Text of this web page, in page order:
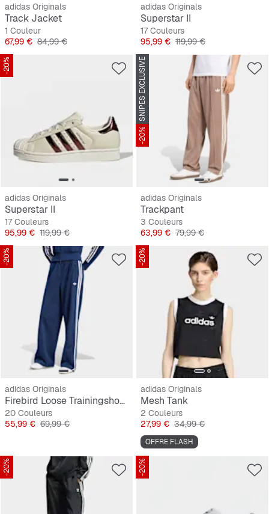
adidas Originals
Track Jacket
1 Couleur
Prix
67,99 € Prix original
84,99 €
adidas Originals
Superstar II
17 Couleurs
Prix
95,99 € Prix original
119,99 €
-20%
adidas Originals
Superstar II
17 Couleurs
Prix
95,99 € Prix original
119,99 €
SNIPES EXCLUSIVE
-20%
adidas Originals
Trackpant
3 Couleurs
Prix
63,99 € Prix original
79,99 €
-20%
adidas Originals
Firebird Loose Trainingshose
20 Couleurs
Prix
55,99 € Prix original
69,99 €
-20%
adidas Originals
Mesh Tank
2 Couleurs
Prix
27,99 € Prix original
34,99 €
OFFRE FLASH
-20% -20%